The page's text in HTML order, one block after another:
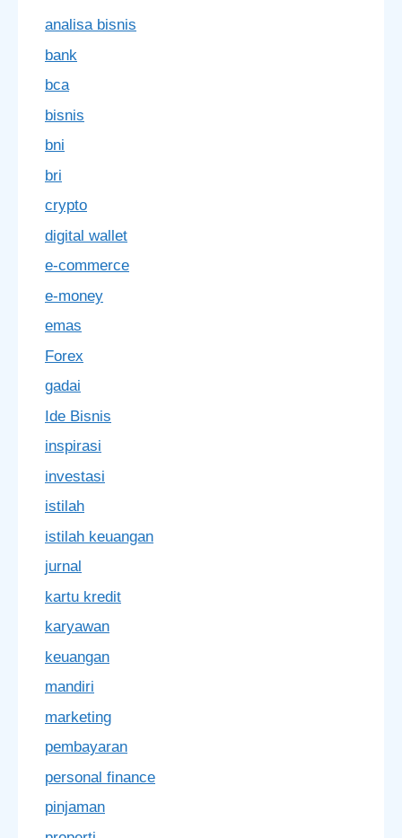
analisa bisnis
bank
bca
bisnis
bni
bri
crypto
digital wallet
e-commerce
e-money
emas
Forex
gadai
Ide Bisnis
inspirasi
investasi
istilah
istilah keuangan
jurnal
kartu kredit
karyawan
keuangan
mandiri
marketing
pembayaran
personal finance
pinjaman